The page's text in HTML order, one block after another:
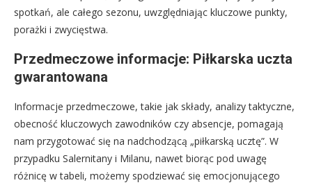
spotkań, ale całego sezonu, uwzględniając kluczowe punkty,
porażki i zwycięstwa.
Przedmeczowe informacje: Piłkarska uczta
gwarantowana
Informacje przedmeczowe, takie jak składy, analizy taktyczne,
obecność kluczowych zawodników czy absencje, pomagają
nam przygotować się na nadchodzącą „piłkarską ucztę”. W
przypadku Salernitany i Milanu, nawet biorąc pod uwagę
różnicę w tabeli, możemy spodziewać się emocjonującego